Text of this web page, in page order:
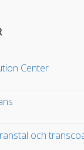
Center
och